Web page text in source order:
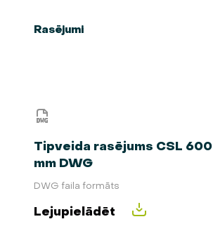
Rasējumi
Tipveida rasējums CSL 600
mm DWG
DWG faila formāts
Lejupielādēt